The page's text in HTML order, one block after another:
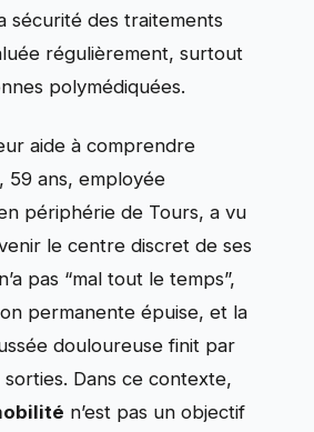
sécurité des traitements
régulièrement, surtout
polymédiquées.
aide à comprendre
59 ans, employée
périphérie de Tours, a vu
le centre discret de ses
pas “mal tout le temps”,
permanente épuise, et la
douloureuse finit par
Dans ce contexte,
n’est pas un objectif